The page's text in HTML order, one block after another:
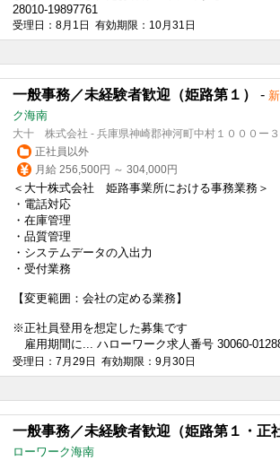
28010-19897761
受理日：8月1日 有効期限：10月31日
一般事務／未経験者歓迎（姫路第１） -
ク海南
大十 株式会社 - 兵庫県神崎郡神河町中村１０００ー３
正社員以外
月給 256,500円 ～ 304,000円
＜大十株式会社 姫路事業所における事務業務＞
・電話対応
・在庫管理
・品質管理
・システムデータの入出力
・受付業務
【変更範囲：会社の定める業務】
※正社員登用を想定した募集です
雇用期間に... ハローワーク求人番号 30060-
受理日：7月29日 有効期限：9月30日
一般事務／未経験者歓迎（姫路第１・正
ローワーク海南